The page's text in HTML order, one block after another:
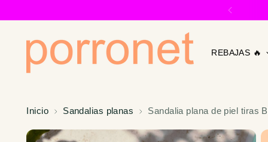
REBAJAS 🔥
Inicio Sandalias planas Sandalia plana de piel tiras